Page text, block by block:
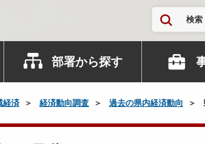
検索
部署から探す
経済 経済動向調査 過去の県内経済動向